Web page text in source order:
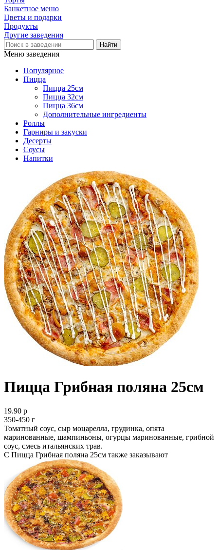
Банкетное меню
Цветы и подарки
Продукты
Другие заведения
Меню заведения
Популярное
Пицца
Пицца 25см
Пицца 32см
Пицца 36см
Дополнительные ингредиенты
Роллы
Гарниры и закуски
Десерты
Соусы
Напитки
Пицца Грибная поляна 25см
19.90 р
350-450 г
Томатный соус, сыр моцарелла, грудинка, опята
маринованные, шампиньоны, огурцы маринованные, грибной
соус, смесь итальянских трав.
С Пицца Грибная поляна 25см также заказывают